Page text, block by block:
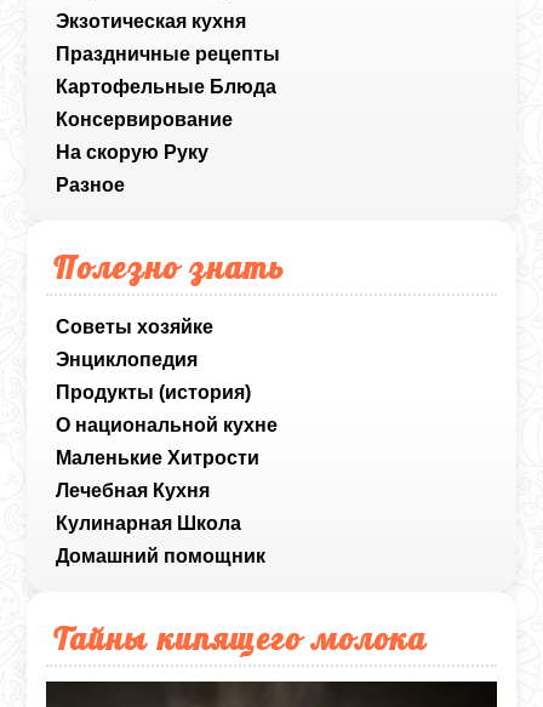
Экзотическая кухня
Праздничные рецепты
Картофельные Блюда
Консервирование
На скорую Руку
Разное
Полезно знать
Советы хозяйке
Энциклопедия
Продукты (история)
О национальной кухне
Маленькие Хитрости
Лечебная Кухня
Кулинарная Школа
Домашний помощник
Тайны кипящего молока